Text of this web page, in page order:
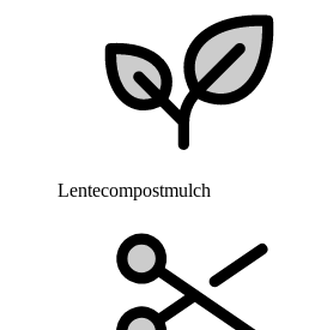
Lentecompostmulch